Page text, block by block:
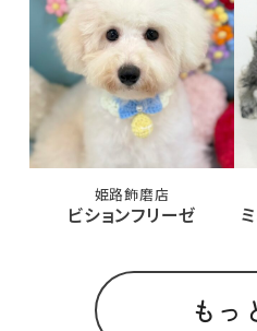
姫路飾磨店
ビションフリーゼ
もっ